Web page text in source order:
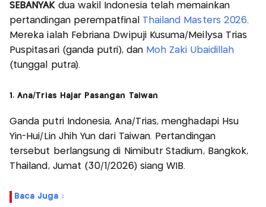
SEBANYAKdua wakil Indonesia telah memainkan
pertandingan perempatfinal Thailand Masters 2026.
Mereka ialah Febriana Dwipuji Kusuma/Meilysa Trias
Puspitasari (ganda putri), dan Moh Zaki Ubaidillah
(tunggal putra).
1. Ana/Trias Hajar Pasangan Taiwan
Ganda putri Indonesia, Ana/Trias, menghadapi Hsu
Yin-Hui/Lin Jhih Yun dari Taiwan. Pertandingan
tersebut berlangsung di Nimibutr Stadium, Bangkok,
Thailand, Jumat (30/1/2026) siang WIB.
Baca Juga :